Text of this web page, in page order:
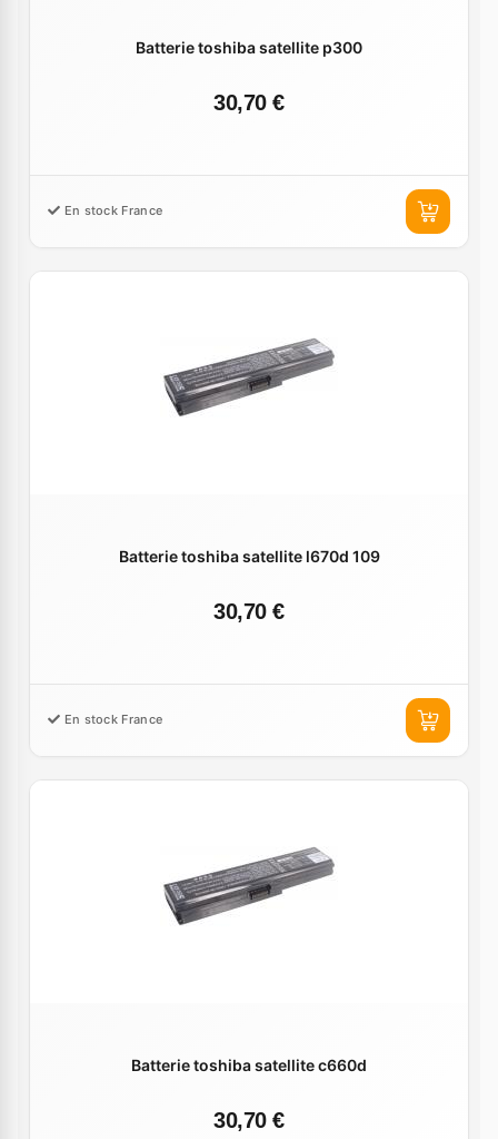
Batterie toshiba satellite p300
30,70 €
En stock France
Batterie toshiba satellite l670d 109
30,70 €
En stock France
Batterie toshiba satellite c660d
30,70 €